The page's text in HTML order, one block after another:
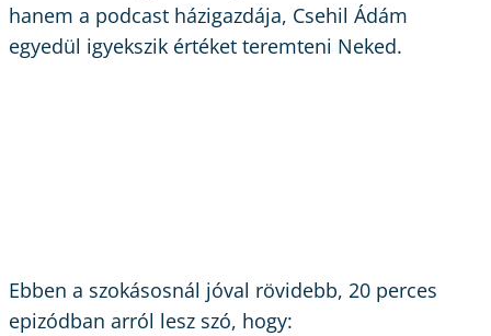
hanem a podcast házigazdája, Csehil Ádám
egyedül igyekszik értéket teremteni Neked.
Ebben a szokásosnál jóval rövidebb, 20 perces
epizódban arról lesz szó, hogy: